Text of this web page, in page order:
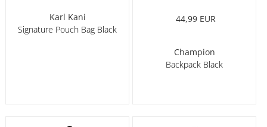
Karl Kani
Signature Pouch Bag Black
44,99 EUR
Champion
Backpack Black